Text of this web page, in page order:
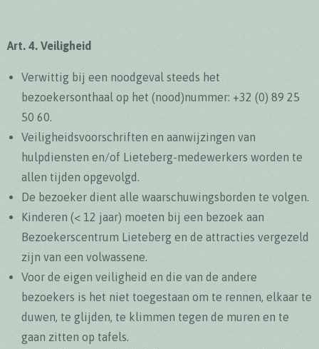
Art. 4. Veiligheid
Verwittig bij een noodgeval steeds het
bezoekersonthaal op het (nood)nummer: +32 (0) 89 25
50 60.
Veiligheidsvoorschriften en aanwijzingen van
hulpdiensten en/of Lieteberg-medewerkers worden te
allen tijden opgevolgd.
De bezoeker dient alle waarschuwingsborden te volgen.
Kinderen (< 12 jaar) moeten bij een bezoek aan
Bezoekerscentrum Lieteberg en de attracties vergezeld
zijn van een volwassene.
Voor de eigen veiligheid en die van de andere
bezoekers is het niet toegestaan om te rennen, elkaar te
duwen, te glijden, te klimmen tegen de muren en te
gaan zitten op tafels.